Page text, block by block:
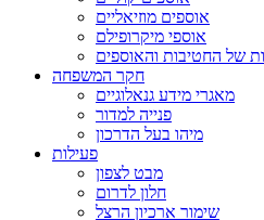
אוספים מוזיאליים
אוספי מיקרופילם
של החטיבות והאוספים
חקר המשפחה
מאגרי מידע גנאלוגיים
פנייה למדור
מיהו בעל הדרכון
פעילות
מבט לצפון
חלון לדרום
שימור ארכיון הרצל